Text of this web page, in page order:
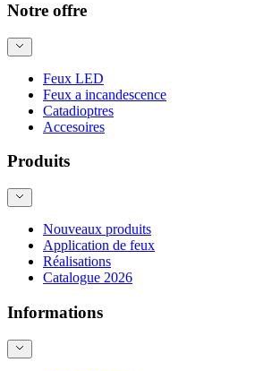
Notre offre
Feux LED
Feux a incandescence
Catadioptres
Accesoires
Produits
Nouveaux produits
Application de feux
Réalisations
Catalogue 2026
Informations